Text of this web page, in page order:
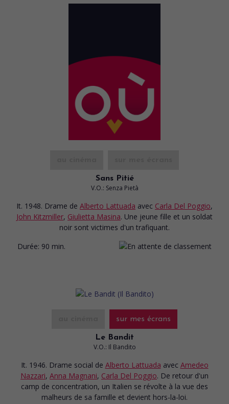
Sans Pitié
V.O.: Senza Pietà
It. 1948. Drame de Alberto Lattuada avec Carla Del Poggio,
John Kitzmiller, Giulietta Masina. Une jeune fille et un soldat
noir sont victimes d'un trafiquant.
Durée: 90 min.
sur mes écrans
Le Bandit
V.O.: Il Bandito
It. 1946. Drame social de Alberto Lattuada avec Amedeo
Nazzari, Anna Magnani, Carla Del Poggio. De retour d'un
camp de concentration, un Italien se révolte à la vue des
malheurs de sa famille et devient hors-la-loi.